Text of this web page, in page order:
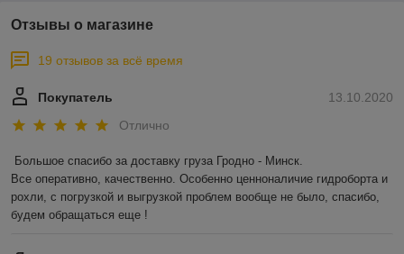
Отзывы о магазине
19 отзывов за всё время
13.10.2020
Покупатель
Отлично
Большое спасибо за доставку груза Гродно - Минск.
Все оперативно, качественно. Особенно ценноналичие гидроборта и
рохли, с погрузкой и выгрузкой проблем вообще не было, спасибо,
будем обращаться еще !